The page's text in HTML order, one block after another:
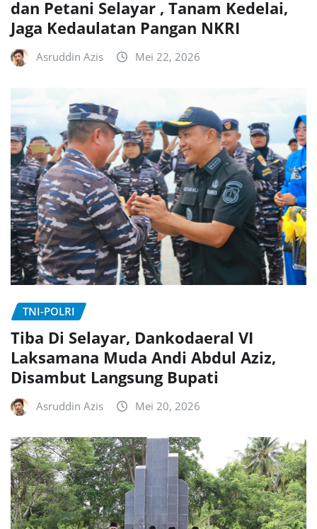
dan Petani Selayar , Tanam Kedelai,
Jaga Kedaulatan Pangan NKRI
Asruddin Azis Mei 22, 2026
TNI-POLRI
Tiba Di Selayar, Dankodaeral VI
Laksamana Muda Andi Abdul Aziz,
Disambut Langsung Bupati
Asruddin Azis Mei 20, 2026